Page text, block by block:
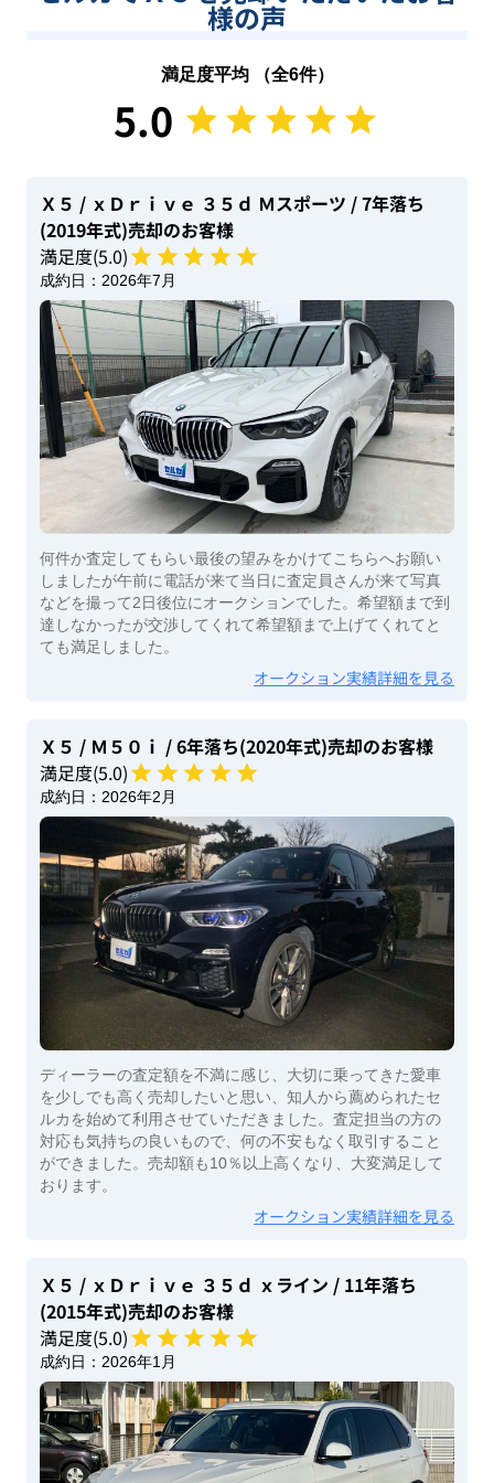
様の声
満足度平均 （全6件）
5.0
Ｘ５ / ｘＤｒｉｖｅ ３５ｄ Ｍスポーツ / 7年落ち
(2019年式)売却のお客様
満足度(5.0)
成約日： 2026年7月
何件か査定してもらい最後の望みをかけてこちらへお願い
しましたが午前に電話が来て当日に査定員さんが来て写真
などを撮って2日後位にオークションでした。希望額まで到
達しなかったが交渉してくれて希望額まで上げてくれてと
ても満足しました。
オークション実績詳細を見る
Ｘ５ / Ｍ５０ｉ / 6年落ち(2020年式)売却のお客様
満足度(5.0)
成約日： 2026年2月
ディーラーの査定額を不満に感じ、大切に乗ってきた愛車
を少しでも高く売却したいと思い、知人から薦められたセ
ルカを始めて利用させていただきました。査定担当の方の
対応も気持ちの良いもので、何の不安もなく取引すること
ができました。売却額も10％以上高くなり、大変満足して
おります。
オークション実績詳細を見る
Ｘ５ / ｘＤｒｉｖｅ ３５ｄ ｘライン / 11年落ち
(2015年式)売却のお客様
満足度(5.0)
成約日： 2026年1月